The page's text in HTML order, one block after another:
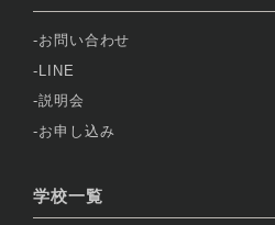
お問い合わせ
LINE
説明会
お申し込み
学校一覧